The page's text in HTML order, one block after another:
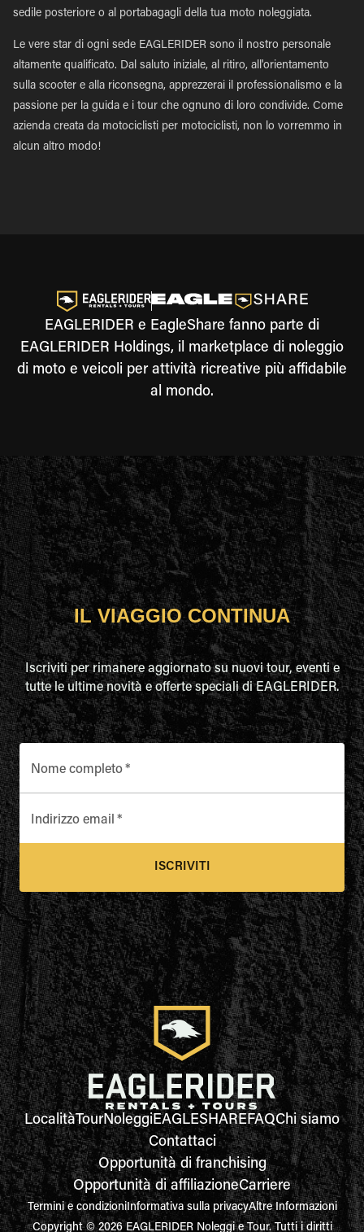
sedile posteriore o al portabagagli della tua moto noleggiata.
Le vere star di ogni sede EAGLERIDER sono il nostro personale
altamente qualificato. Dal saluto iniziale, al ritiro, all'orientamento
sulla scooter e alla riconsegna, apprezzerai il professionalismo e la
passione per la guida e i tour che ognuno di loro condivide. Come
azienda creata da motociclisti per motociclisti, non lo vorremmo in
alcun altro modo!
EAGLERIDER e EagleShare fanno parte di
EAGLERIDER Holdings, il marketplace di noleggio
di moto e veicoli per attività ricreative più affidabile
al mondo.
IL VIAGGIO CONTINUA
Iscriviti per rimanere aggiornato su nuovi tour, eventi e
tutte le ultime novità e offerte speciali di EAGLERIDER.
Nome completo*
Indirizzo email *
ISCRIVITI
LocalitàTourNoleggiEAGLESHAREFAQChi siamo
Contattaci
Opportunità di franchising
Opportunità di affiliazioneCarriere
Termini e condizioniInformativa sulla privacyAltre Informazioni
Copyright © 2026 EAGLERIDER Noleggi e Tour. Tutti i diritti